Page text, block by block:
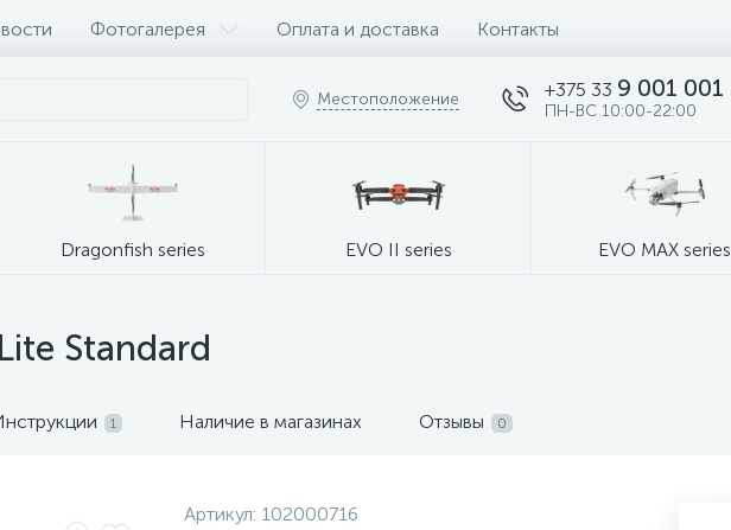
Фотогалерея Оплата и доставка Контакты
Местоположение +375 33 9 001 001
ПН-ВС 10:00-22:00
Dragonfish series EVO II series EVO MAX series
Standard
1 Наличие в магазинах Отзывы 0
Артикул: 102000716